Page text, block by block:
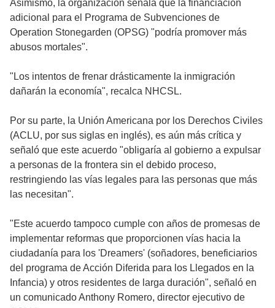
Asimismo, la organización señala que la financiación
adicional para el Programa de Subvenciones de
Operation Stonegarden (OPSG) "podría promover más
abusos mortales".
"Los intentos de frenar drásticamente la inmigración
dañarán la economía", recalca NHCSL.
Por su parte, la Unión Americana por los Derechos Civiles
(ACLU, por sus siglas en inglés), es aún más crítica y
señaló que este acuerdo "obligaría al gobierno a expulsar
a personas de la frontera sin el debido proceso,
restringiendo las vías legales para las personas que más
las necesitan".
"Este acuerdo tampoco cumple con años de promesas de
implementar reformas que proporcionen vías hacia la
ciudadanía para los 'Dreamers' (soñadores, beneficiarios
del programa de Acción Diferida para los Llegados en la
Infancia) y otros residentes de larga duración", señaló en
un comunicado Anthony Romero, director ejecutivo de